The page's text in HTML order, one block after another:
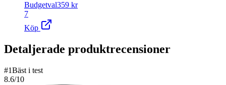
Budgetval359 kr
7
Köp
Detaljerade produktrecensioner
#1Bäst i test
8.6/10